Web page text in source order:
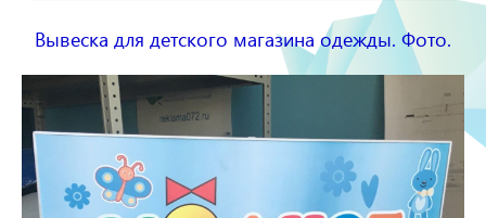
Вывеска для детского магазина одежды. Фото.